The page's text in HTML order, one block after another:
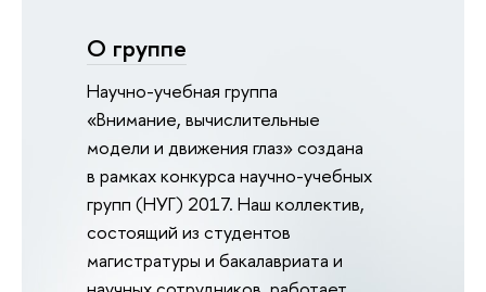
О группе
Научно-учебная группа
«Внимание, вычислительные
модели и движения глаз» создана
в рамках конкурса научно-учебных
групп (НУГ) 2017. Наш коллектив,
состоящий из студентов
магистратуры и бакалавриата и